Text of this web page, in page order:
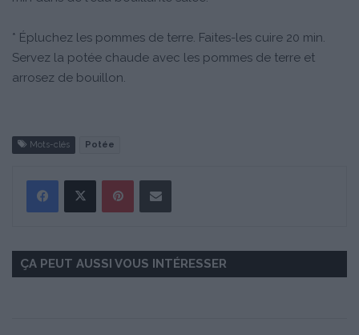
* Épluchez les pommes de terre. Faites-les cuire 20 min.
Servez la potée chaude avec les pommes de terre et
arrosez de bouillon.
Mots-clés Potée
ÇA PEUT AUSSI VOUS INTÉRESSER